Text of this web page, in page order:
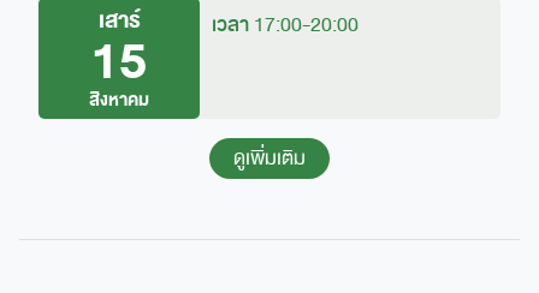
เสาร์
15
สิงหาคม
เวลา17:00-20:00
ดูเพิ่มเติม